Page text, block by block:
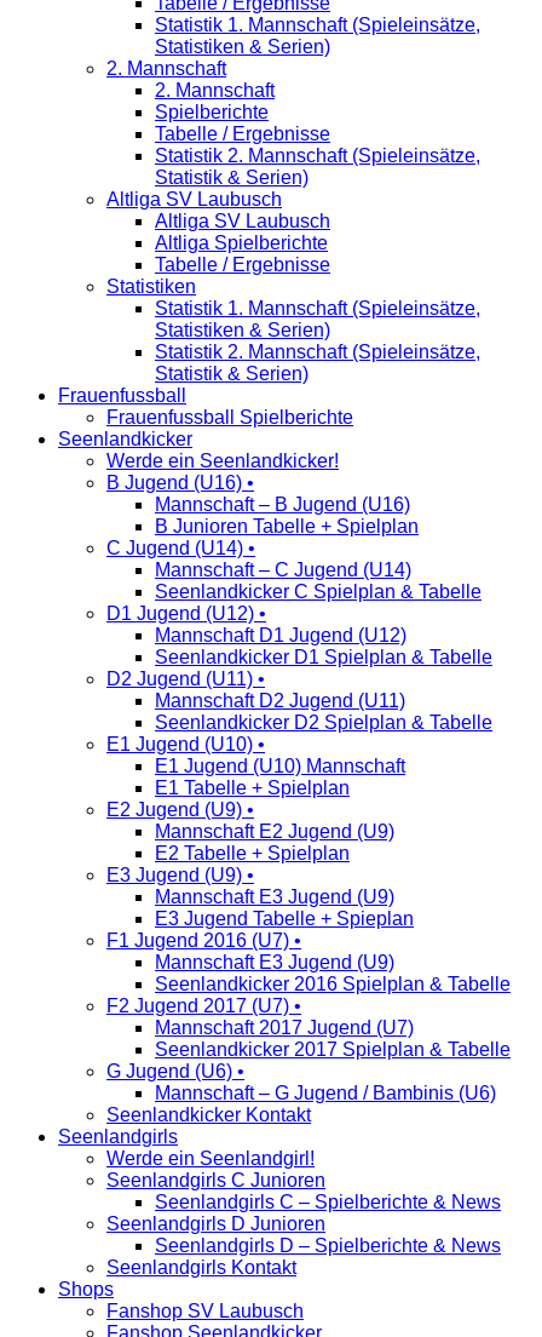
Statistik 1. Mannschaft (Spieleinsätze,
Statistiken & Serien)
2. Mannschaft
2. Mannschaft
Spielberichte
Tabelle / Ergebnisse
Statistik 2. Mannschaft (Spieleinsätze,
Statistik & Serien)
Altliga SV Laubusch
Altliga SV Laubusch
Altliga Spielberichte
Tabelle / Ergebnisse
Statistiken
Statistik 1. Mannschaft (Spieleinsätze,
Statistiken & Serien)
Statistik 2. Mannschaft (Spieleinsätze,
Statistik & Serien)
Frauenfussball
Frauenfussball Spielberichte
Seenlandkicker
Werde ein Seenlandkicker!
B Jugend (U16) •
Mannschaft – B Jugend (U16)
B Junioren Tabelle + Spielplan
C Jugend (U14) •
Mannschaft – C Jugend (U14)
Seenlandkicker C Spielplan & Tabelle
D1 Jugend (U12) •
Mannschaft D1 Jugend (U12)
Seenlandkicker D1 Spielplan & Tabelle
D2 Jugend (U11) •
Mannschaft D2 Jugend (U11)
Seenlandkicker D2 Spielplan & Tabelle
E1 Jugend (U10) •
E1 Jugend (U10) Mannschaft
E1 Tabelle + Spielplan
E2 Jugend (U9) •
Mannschaft E2 Jugend (U9)
E2 Tabelle + Spielplan
E3 Jugend (U9) •
Mannschaft E3 Jugend (U9)
E3 Jugend Tabelle + Spieplan
F1 Jugend 2016 (U7) •
Mannschaft E3 Jugend (U9)
Seenlandkicker 2016 Spielplan & Tabelle
F2 Jugend 2017 (U7) •
Mannschaft 2017 Jugend (U7)
Seenlandkicker 2017 Spielplan & Tabelle
G Jugend (U6) •
Mannschaft – G Jugend / Bambinis (U6)
Seenlandkicker Kontakt
Seenlandgirls
Werde ein Seenlandgirl!
Seenlandgirls C Junioren
Seenlandgirls C – Spielberichte & News
Seenlandgirls D Junioren
Seenlandgirls D – Spielberichte & News
Seenlandgirls Kontakt
Shops
Fanshop SV Laubusch
Fanshop Seenlandkicker